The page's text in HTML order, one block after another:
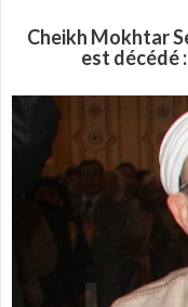
Cheikh Mokhtar
est décédé